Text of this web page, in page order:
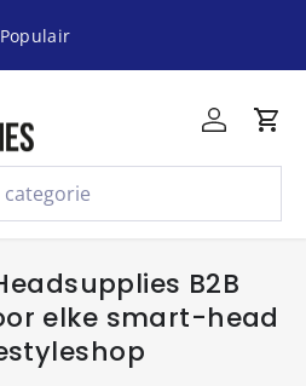
Populair
Inloggen
B2B
elke smart-head